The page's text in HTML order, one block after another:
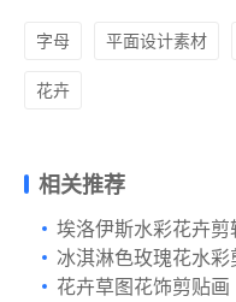
字母 平面设计素材
花卉
相关推荐
埃洛伊斯水彩花卉剪
冰淇淋色玫瑰花水彩剪
花卉草图花饰剪贴画